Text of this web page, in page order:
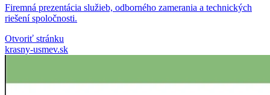
Firemná prezentácia služieb, odborného zamerania a technických
riešení spoločnosti.
Otvoriť stránku
krasny-usmev.sk